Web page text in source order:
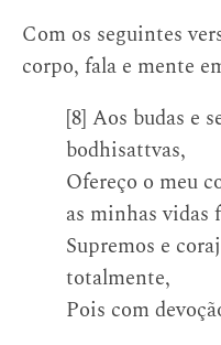
Com os seguintes
corpo, fala e mente
[8] Aos budas e
bodhisattvas,
Ofereço o meu
as minhas vidas
Supremos e
totalmente,
Pois com